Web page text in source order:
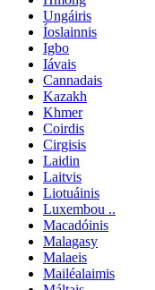
Ungáiris
Íoslainnis
Igbo
Iávais
Cannadais
Kazakh
Khmer
Coirdis
Cirgisis
Laidin
Laitvis
Liotuáinis
Luxembou ..
Macadóinis
Malagasy
Malaeis
Mailéalaimis